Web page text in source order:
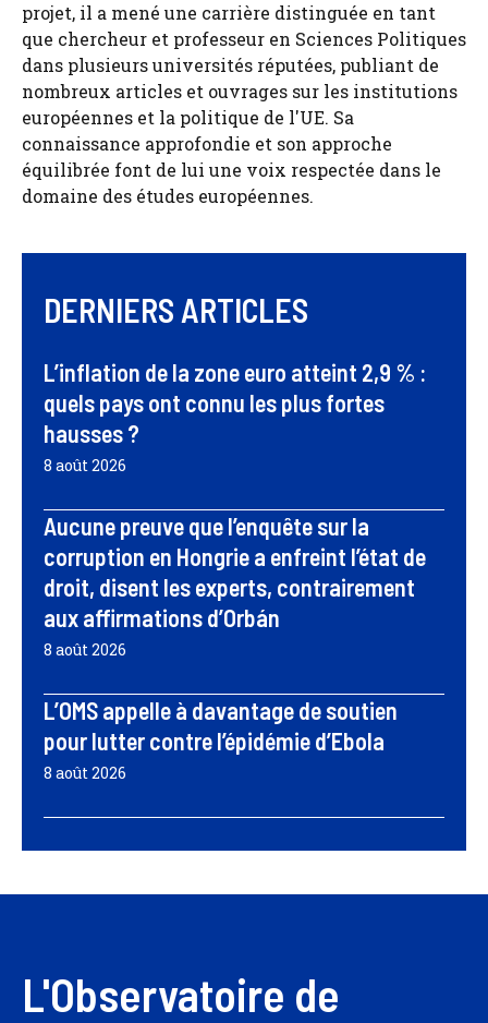
projet, il a mené une carrière distinguée en tant
que chercheur et professeur en Sciences Politiques
dans plusieurs universités réputées, publiant de
nombreux articles et ouvrages sur les institutions
européennes et la politique de l'UE. Sa
connaissance approfondie et son approche
équilibrée font de lui une voix respectée dans le
domaine des études européennes.
DERNIERS ARTICLES
L’inflation de la zone euro atteint 2,9 % :
quels pays ont connu les plus fortes
hausses ?
8 août 2026
Aucune preuve que l’enquête sur la
corruption en Hongrie a enfreint l’état de
droit, disent les experts, contrairement
aux affirmations d’Orbán
8 août 2026
L’OMS appelle à davantage de soutien
pour lutter contre l’épidémie d’Ebola
8 août 2026
L'Observatoire de